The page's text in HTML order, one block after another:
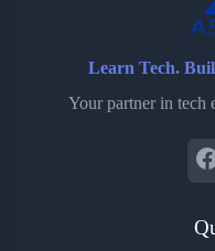
Learn Tech.
Your partner in tech